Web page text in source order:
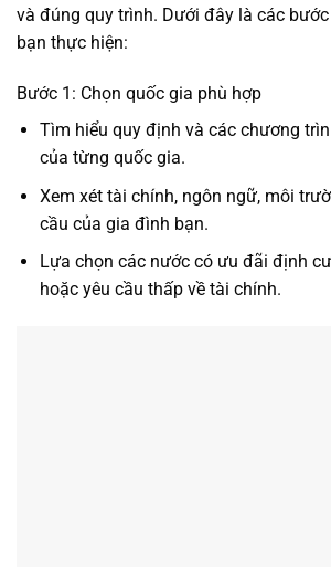
và đúng quy trình. Dưới đây là các
bạn thực hiện:
Bước 1: Chọn quốc gia phù hợp
Tìm hiểu quy định và các chương
của từng quốc gia.
Xem xét tài chính, ngôn ngữ, môi
cầu của gia đình bạn.
Lựa chọn các nước có ưu đãi định
hoặc yêu cầu thấp về tài chính.